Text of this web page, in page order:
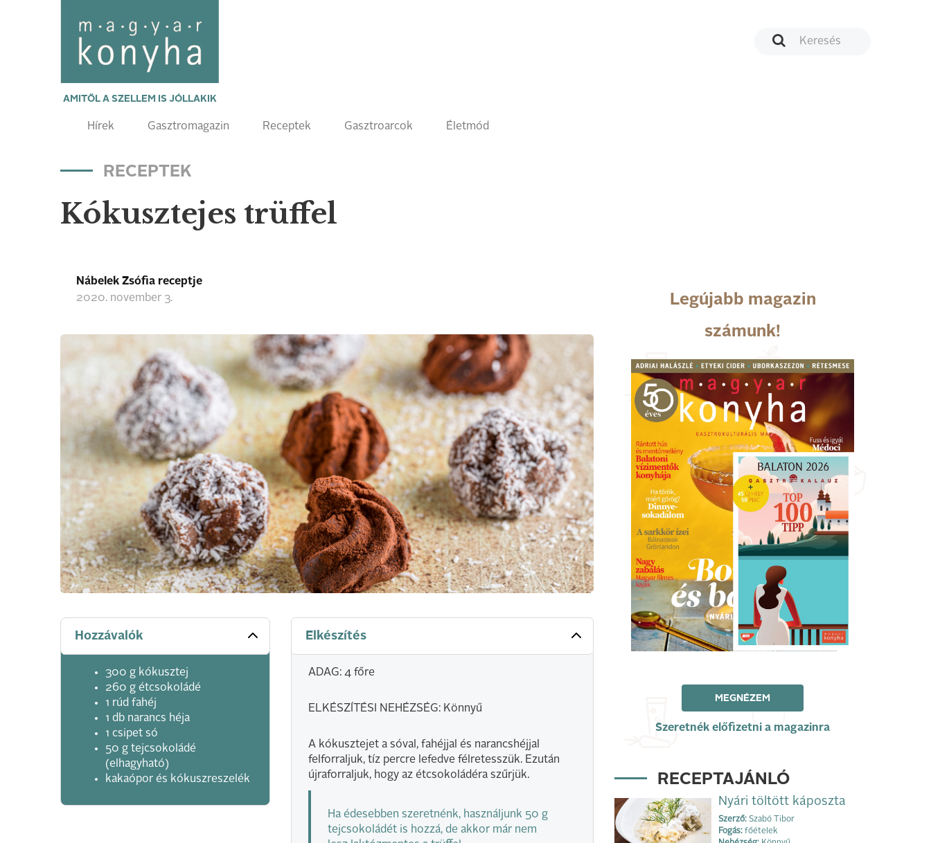
AMITŐL A SZELLEM IS JÓLLAKIK
Hírek Gasztromagazin Receptek Gasztroarcok Életmód
RECEPTEK
Kókusztejes trüffel
Nábelek Zsófia receptje
2020. november 3.
Hozzávalók
300 g kókusztej
260 g étcsokoládé
1 rúd fahéj
1 db narancs héja
1 csipet só
50 g tejcsokoládé
(elhagyható)
kakaópor és kókuszreszelék
Elkészítés
ADAG: 4 főre
ELKÉSZÍTÉSI NEHÉZSÉG: Könnyű
A kókusztejet a sóval, fahéjjal és narancshéjjal
felforraljuk, tíz percre lefedve félretesszük. Ezután
újraforraljuk, hogy az étcsokoládéra szűrjük.
Ha édesebben szeretnénk, használjunk 50 g
tejcsokoládét is hozzá, de akkor már nem
Legújabb magazin
számunk!
MEGNÉZEM
Szeretnék előfizetni a magazinra
RECEPTAJÁNLÓ
Nyári töltött káposzta
Szerző: Szabó Tibor
Fogás: főételek